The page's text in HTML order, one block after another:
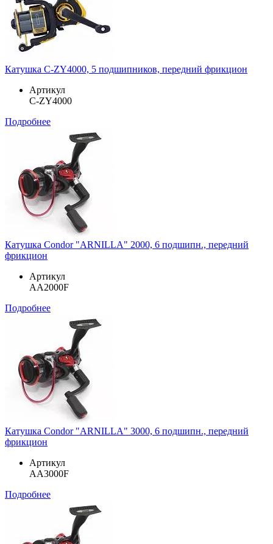
Катушка C-ZY4000, 5 подшипников, передний фрикцион
Артикул
C-ZY4000
Подробнее
Катушка Condor "ARNILLA" 2000, 6 подшипн., передний
фрикцион
Артикул
AA2000F
Подробнее
Катушка Condor "ARNILLA" 3000, 6 подшипн., передний
фрикцион
Артикул
AA3000F
Подробнее